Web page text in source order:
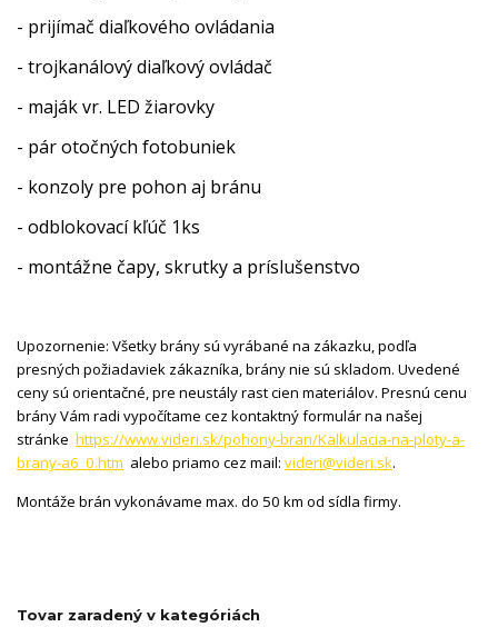
- prijímač diaľkového ovládania
- trojkanálový diaľkový ovládač
- maják vr. LED žiarovky
- pár otočných fotobuniek
- konzoly pre pohon aj bránu
- odblokovací kľúč 1ks
- montážne čapy, skrutky a príslušenstvo
Upozornenie: Všetky brány sú vyrábané na zákazku, podľa
presných požiadaviek zákazníka, brány nie sú skladom. Uvedené
ceny sú orientačné, pre neustály rast cien materiálov. Presnú cenu
brány Vám radi vypočítame cez kontaktný formulár na našej
stránke https://www.videri.sk/pohony-bran/Kalkulacia-na-ploty-a-
brany-a6_0.htm alebo priamo cez mail: videri@videri.sk.
Montáže brán vykonávame max. do 50 km od sídla firmy.
Tovar zaradený v kategóriách